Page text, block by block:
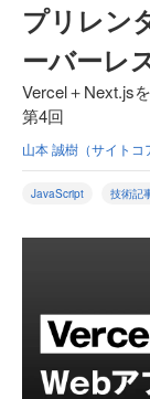
プリレン
ーバーレ
Vercel＋Next.js
第4回
山本 誠樹（サイトコ
JavaScript 技術記